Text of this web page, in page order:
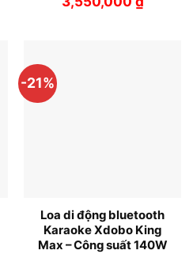
gốc hiện
-21%
Loa di động bluetooth
Karaoke Xdobo King
Max – Công suất 140W